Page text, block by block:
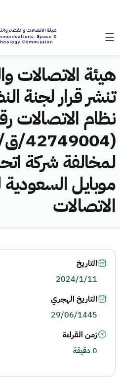
هيئة الاتصالات
تنشر قرار لجنة
نظام الاتصالات
لمخالفة شركة
موبايل
الاتصالات
التاريخ
2024/1/11
التاريخ الهجري
29/06/1445
زمن القراءة
0 دقيقة